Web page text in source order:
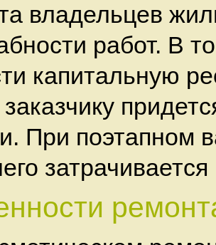
владельцев
работ. В
капитальную
При поэтапном